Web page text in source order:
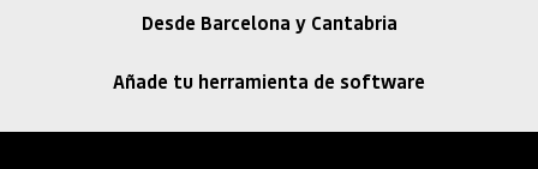
Desde Barcelona y Cantabria
Añade tu herramienta de software